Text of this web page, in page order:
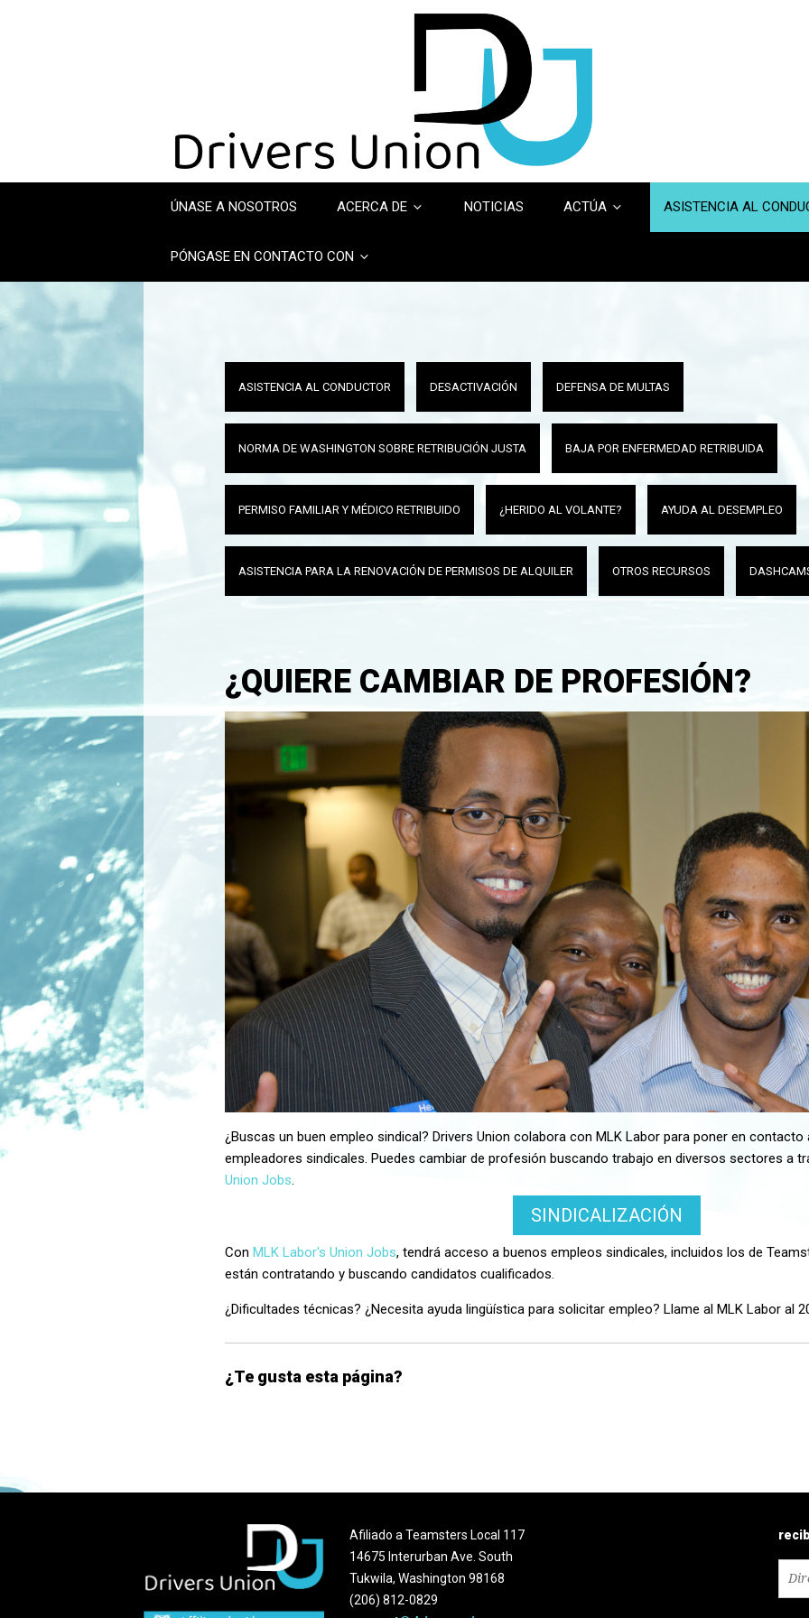
ÚNASE A NOSOTROS ACERCA DE NOTICIAS ACTÚA ASISTENCIA AL
PÓNGASE EN CONTACTO CON
ASISTENCIA AL CONDUCTOR DESACTIVACIÓN DEFENSA DE MULTAS
NORMA DE WASHINGTON SOBRE RETRIBUCIÓN JUSTA BAJA POR ENFERMEDAD RETRIBUIDA
PERMISO FAMILIAR Y MÉDICO RETRIBUIDO ¿HERIDO AL VOLANTE? AYUDA AL DESEMPLEO
ASISTENCIA PARA LA RENOVACIÓN DE PERMISOS DE ALQUILER OTROS RECURSOS
¿QUIERE CAMBIAR DE PROFESIÓN?
¿Buscas un buen empleo sindical? Drivers Union colabora con MLK Labor para poner en
empleadores sindicales. Puedes cambiar de profesión buscando trabajo en diversos sectores a
Union Jobs.
SINDICALIZACIÓN
Con MLK Labor's Union Jobs, tendrá acceso a buenos empleos sindicales, incluidos los de
están contratando y buscando candidatos cualificados.
¿Dificultades técnicas? ¿Necesita ayuda lingüística para solicitar empleo? Llame al MLK Labor al
¿Te gusta esta página?
Afiliado a Teamsters Local 117
14675 Interurban Ave. South
Tukwila, Washington 98168
(206) 812-0829